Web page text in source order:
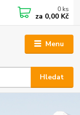
Menu
Hledat
0 ks
za 0,00 Kč